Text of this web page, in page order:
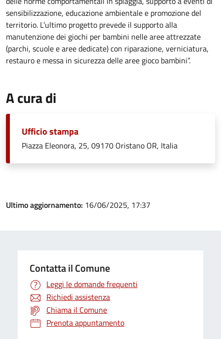
sensibilizzazione, educazione ambientale e promozione del
territorio. L’ultimo progetto prevede il supporto alla
manutenzione dei giochi per bambini nelle aree attrezzate
(parchi, scuole e aree dedicate) con riparazione, verniciatura,
restauro e messa in sicurezza delle aree gioco bambini”.
A cura di
Ufficio stampa
Piazza Eleonora, 25, 09170 Oristano OR, Italia
Ultimo aggiornamento: 16/06/2025, 17:37
Contatta il Comune
Leggi le domande frequenti
Richiedi assistenza
Chiama il Comune
Prenota appuntamento